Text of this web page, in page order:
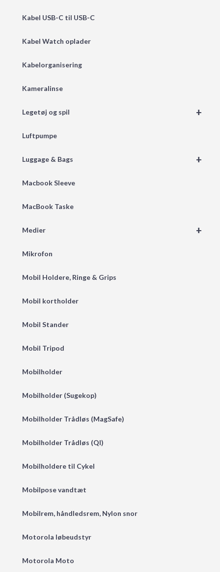
Kabel USB-C til USB-C
Kabel Watch oplader
Kabelorganisering
Kameralinse
+
Legetøj og spil
Luftpumpe
+
Luggage & Bags
Macbook Sleeve
MacBook Taske
+
Medier
Mikrofon
Mobil Holdere, Ringe & Grips
Mobil kortholder
Mobil Stander
Mobil Tripod
Mobilholder
Mobilholder (Sugekop)
Mobilholder Trådløs (MagSafe)
Mobilholder Trådløs (QI)
Mobilholdere til Cykel
Mobilpose vandtæt
Mobilrem, håndledsrem, Nylon snor
Motorola løbeudstyr
Motorola Moto